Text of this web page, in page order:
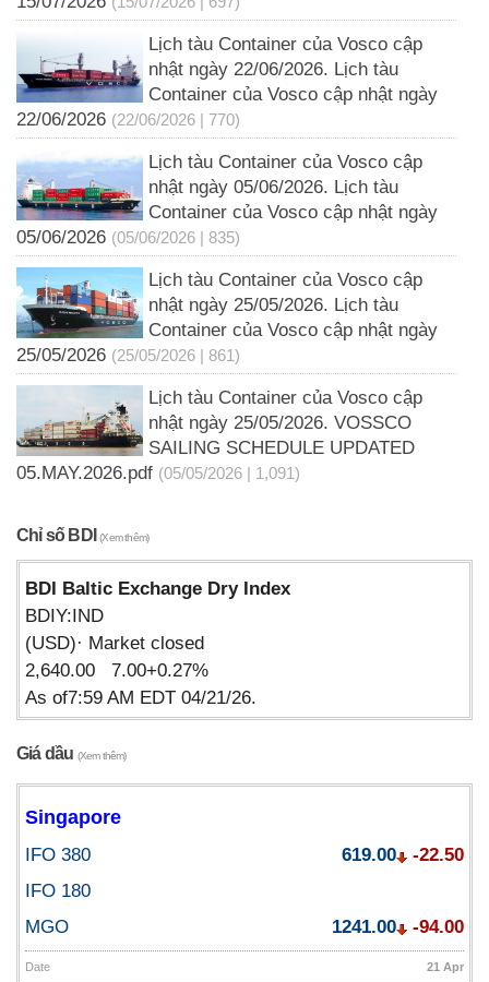
Lịch tàu Container của Vosco cập
nhật ngày 22/06/2026. Lịch tàu
Container của Vosco cập nhật ngày
22/06/2026 (22/06/2026 | 770)
Lịch tàu Container của Vosco cập
nhật ngày 05/06/2026. Lịch tàu
Container của Vosco cập nhật ngày
05/06/2026 (05/06/2026 | 835)
Lịch tàu Container của Vosco cập
nhật ngày 25/05/2026. Lịch tàu
Container của Vosco cập nhật ngày
25/05/2026 (25/05/2026 | 861)
Lịch tàu Container của Vosco cập
nhật ngày 25/05/2026. VOSSCO
SAILING SCHEDULE UPDATED
05.MAY.2026.pdf (05/05/2026 | 1,091)
Chỉ số BDI(Xem thêm)
BDI Baltic Exchange Dry Index
BDIY:IND
(USD)· Market closed
2,640.00 7.00+0.27%
As of7:59 AM EDT 04/21/26.
Giá dầu (Xem thêm)
Singapore
IFO 380 619.00
-22.50
IFO 180
MGO
1241.00 -94.00
Date 21 Apr